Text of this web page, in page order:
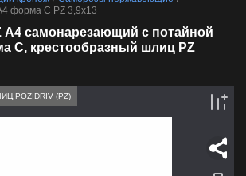
форма С PZ 3,9х13
А4 самонарезающий с потайной
С, крестообразный шлиц PZ
POZIDRIV (PZ)